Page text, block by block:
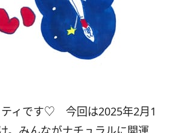
ティです♡ 今回は2025年2月1